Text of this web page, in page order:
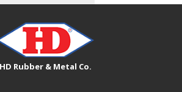
HD Rubber & Metal Co.